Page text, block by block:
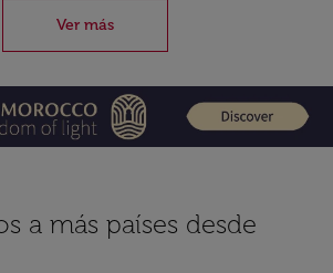
Ver más
a más países desde